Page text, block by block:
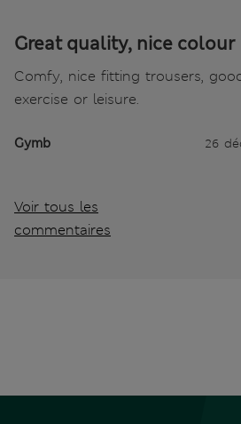
Great quality, nice colour
Comfy, nice fitting trousers,
exercise or leisure.
Gymb 26
Voir tous les
commentaires